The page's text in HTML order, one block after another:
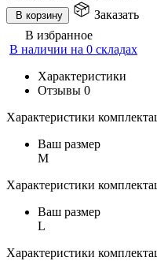
В корзину
Заказать
В избранное
В наличии на 0 складах
Характеристики
Отзывы 0
Характеристики
Ваш размер
M
Характеристики
Ваш размер
L
Характеристики